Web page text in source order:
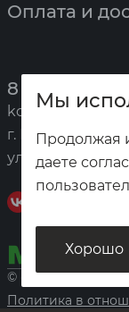
Оплата и
8 (391) 247-
kotel@zota.ru
г. Красноярск,
ул. Калинина,
© «Домашние
Политика в
Мы
Продолжая
даете
Хорошо